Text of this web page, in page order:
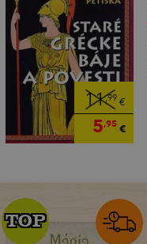
11,99 €
5,95€
TOP
TOP